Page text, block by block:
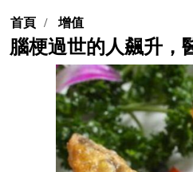
首頁 增值
腦梗過世的人飆升，